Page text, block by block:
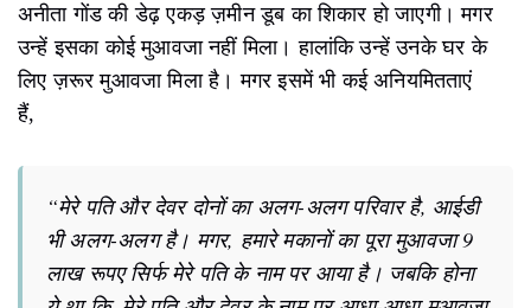
अनीता गोंड की डेढ़ एकड़ ज़मीन डूब का शिकार हो जाएगी। मगर
उन्हें इसका कोई मुआवजा नहीं मिला। हालांकि उन्हें उनके घर के
लिए ज़रूर मुआवजा मिला है। मगर इसमें भी कई अनियमितताएं
हैं,
“मेरे पति और देवर दोनों का अलग-अलग परिवार है, आईडी
भी अलग-अलग है। मगर, हमारे मकानों का पूरा मुआवजा 9
लाख रूपए सिर्फ मेरे पति के नाम पर आया है। जबकि होना